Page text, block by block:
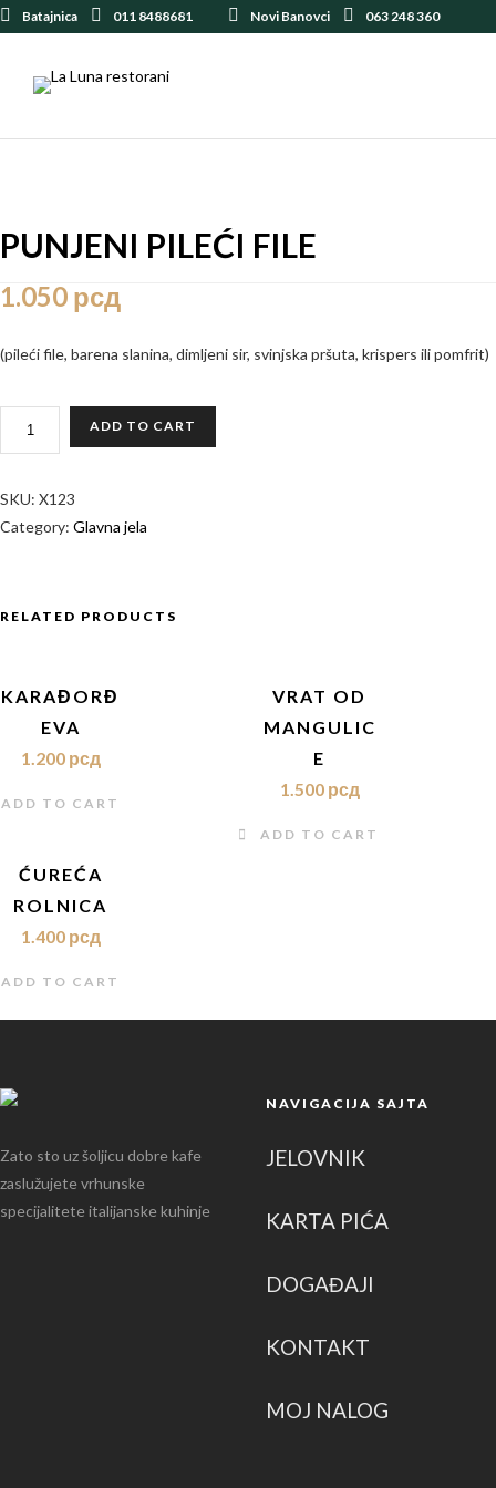
Batajnica 011 8488681 Novi Banovci 063 248 360
PUNJENI PILEĆI FILE
1.050 рсд
(pileći file, barena slanina, dimljeni sir, svinjska pršuta, krispers ili pomfrit)
QUANTITY
ADD TO CART
SKU: X123
Category: Glavna jela
RELATED PRODUCTS
KARAĐORĐ
EVA
1.200 рсд
ADD TO CART
VRAT OD
MANGULIC
E
1.500 рсд
ADD TO CART
ĆUREĆA
ROLNICA
1.400 рсд
ADD TO CART
Zato sto uz šoljicu dobre kafe
zaslužujete vrhunske
specijalitete italijanske kuhinje
NAVIGACIJA SAJTA
JELOVNIK
KARTA PIĆA
DOGAĐAJI
KONTAKT
MOJ NALOG